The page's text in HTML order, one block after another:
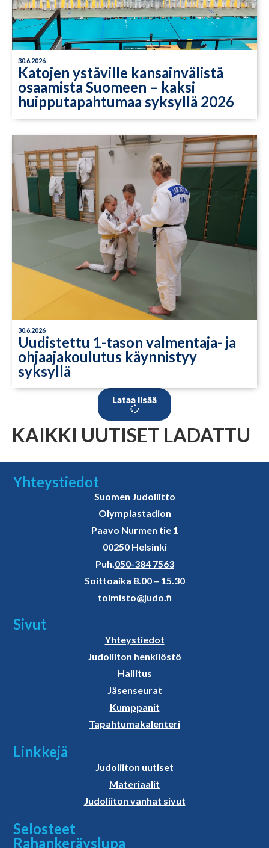
30.6.2026
Katojen ystäville kansainvälistä
osaamista Suomeen – kaksi
huipputapahtumaa syksyllä 2026
30.6.2026
Uudistettu 1-tason valmentaja- ja
ohjaajakoulutus käynnistyy
syksyllä
Lataa lisää
KAIKKI UUTISET LADATTU
Yhteystiedot
Suomen Judoliitto
Olympiastadion
Paavo Nurmen tie 1
00250 Helsinki
Puh. 050-384 7563
Soittoaika 8.00 – 15.30
toimisto@judo.fi
Sivut
Yhteystiedot
Judoliiton henkilöstö
Hallitus
Jäsenseurat
Kumppanit
Tapahtumakalenteri
Linkkejä
Judoliiton uutiset
Materiaalit
Judoliiton vanhat sivut
Selosteet
Rahankeräyslupa